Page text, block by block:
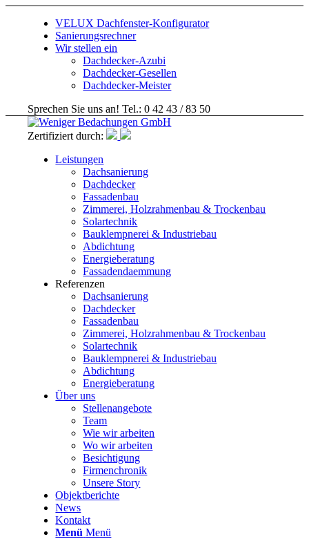
VELUX Dachfenster-Konfigurator
Sanierungsrechner
Wir stellen ein
Dachdecker-Azubi
Dachdecker-Gesellen
Dachdecker-Meister
Sprechen Sie uns an! Tel.: 0 42 43 / 83 50
Zertifiziert durch:
Leistungen
Dachsanierung
Dachdecker
Fassadenbau
Zimmerei, Holzrahmenbau & Trockenbau
Solartechnik
Bauklempnerei & Industriebau
Abdichtung
Energieberatung
Fassadendaemmung
Referenzen
Dachsanierung
Dachdecker
Fassadenbau
Zimmerei, Holzrahmenbau & Trockenbau
Solartechnik
Bauklempnerei & Industriebau
Abdichtung
Energieberatung
Über uns
Stellenangebote
Team
Wie wir arbeiten
Wo wir arbeiten
Besichtigung
Firmenchronik
Unsere Story
Objektberichte
News
Kontakt
Menü Menü